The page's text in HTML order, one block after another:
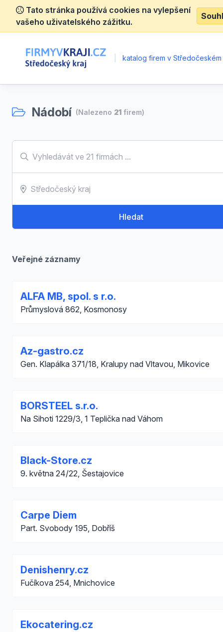
Tato stránka používá cookies na vylepšení
vašeho uživatelského zážitku.
katalog firem v Středočeském
Nádobí (Nalezeno 21 firem)
Hledat
Veřejné záznamy
ALFA MB, spol. s r.o.
Průmyslová 862, Kosmonosy
Az-gastro.cz
Gen. Klapálka 371/18, Kralupy nad Vltavou, Mikovice
BORSTEEL s.r.o.
Na Sihoti 1229/3, 1 Teplička nad Váhom
Black-Store.cz
9. května 24/22, Šestajovice
Carpe Diem
Part. Svobody 195, Dobříš
Denishenry.cz
Fučíkova 254, Mnichovice
Ekocatering.cz